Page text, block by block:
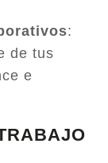
:
de tus
e